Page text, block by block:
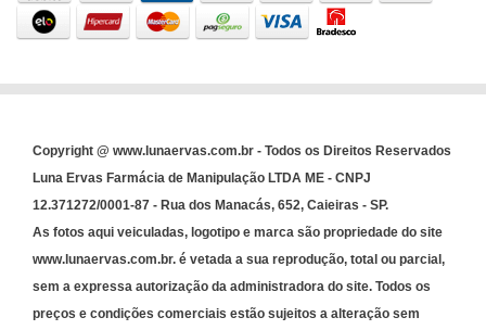
Copyright @ www.lunaervas.com.br - Todos os Direitos Reservados
Luna Ervas Farmácia de Manipulação LTDA ME - CNPJ
12.371272/0001-87 - Rua dos Manacás, 652, Caieiras - SP.
As fotos aqui veiculadas, logotipo e marca são propriedade do site
www.lunaervas.com.br. é vetada a sua reprodução, total ou parcial,
sem a expressa autorização da administradora do site. Todos os
preços e condições comerciais estão sujeitos a alteração sem